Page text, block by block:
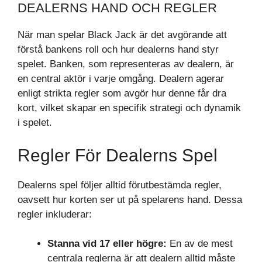
DEALERNS HAND OCH REGLER
När man spelar Black Jack är det avgörande att
förstå bankens roll och hur dealerns hand styr
spelet. Banken, som representeras av dealern, är
en central aktör i varje omgång. Dealern agerar
enligt strikta regler som avgör hur denne får dra
kort, vilket skapar en specifik strategi och dynamik
i spelet.
Regler För Dealerns Spel
Dealerns spel följer alltid förutbestämda regler,
oavsett hur korten ser ut på spelarens hand. Dessa
regler inkluderar:
Stanna vid 17 eller högre: En av de mest
centrala reglerna är att dealern alltid måste